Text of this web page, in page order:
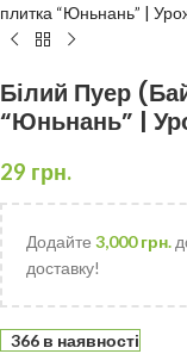
плитка “Юньнань” |
Білий Пуер
“Юньнань” |
29 грн.
Додайте 3,000грн.
доставку!
366 в наявності